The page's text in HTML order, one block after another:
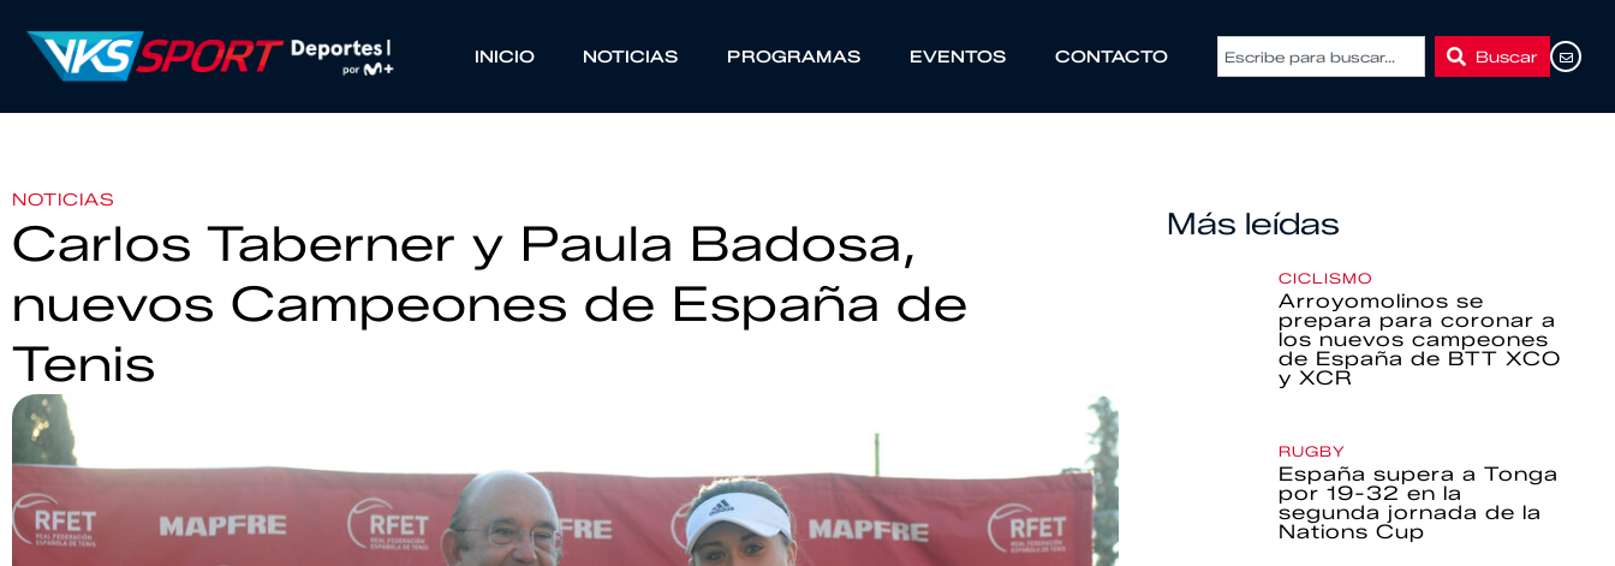
INICIO NOTICIAS PROGRAMAS EVENTOS CONTACTO Buscar
NOTICIAS
Carlos Taberner y Paula Badosa,
nuevos Campeones de España de
Tenis
Más leídas
CICLISMO
Arroyomolinos se
prepara para coronar a
los nuevos campeones
de España de BTT XCO
y XCR
RUGBY
España supera a Tonga
por 19-32 en la
segunda jornada de la
Nations Cup